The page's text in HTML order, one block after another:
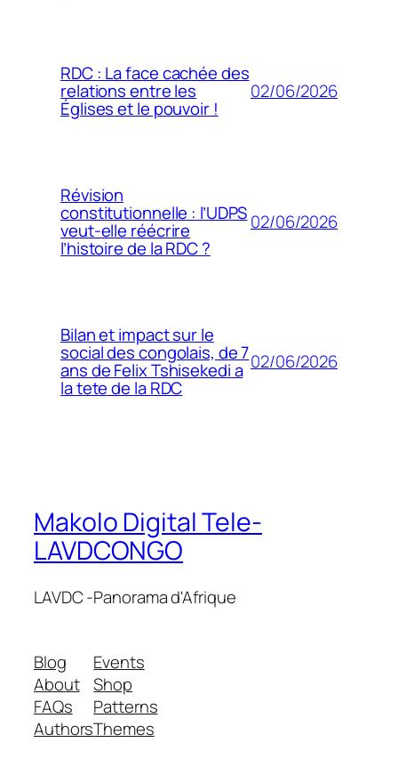
RDC : La face cachée des
relations entre les
Églises et le pouvoir !
02/06/2026
Révision
constitutionnelle : l’UDPS
veut-elle réécrire
l’histoire de la RDC ?
02/06/2026
Bilan et impact sur le
social des congolais, de 7
ans de Felix Tshisekedi a
la tete de la RDC
02/06/2026
Makolo Digital Tele-
LAVDCONGO
LAVDC -Panorama d'Afrique
Blog
About
FAQs
Authors
Events
Shop
Patterns
Themes